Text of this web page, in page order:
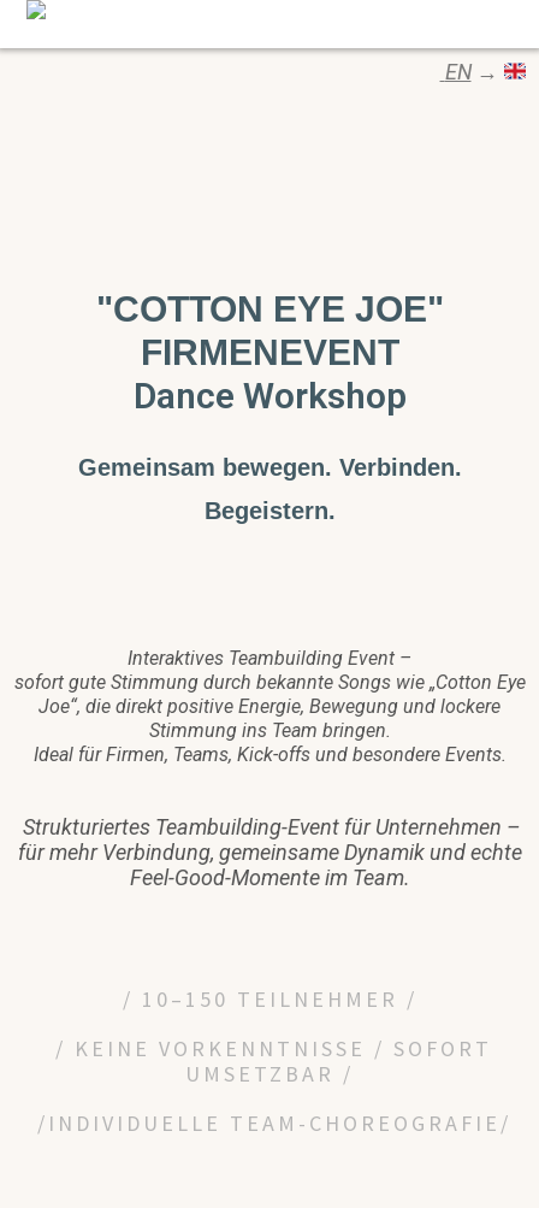
EN→
"COTTON EYE JOE"
FIRMENEVENT
Dance Workshop
Gemeinsam bewegen. Verbinden.
Begeistern.
Interaktives Teambuilding Event –
sofort gute Stimmung durch bekannte Songs wie „Cotton Eye
Joe“, die direkt positive Energie, Bewegung und lockere
Stimmung ins Team bringen.
Ideal für Firmen, Teams, Kick-offs und besondere Events.
Strukturiertes Teambuilding-Event für Unternehmen –
für mehr Verbindung, gemeinsame Dynamik und echte
Feel-Good-Momente im Team.
/ 10–150 TEILNEHMER /
/ KEINE VORKENNTNISSE / SOFORT
UMSETZBAR /
/INDIVIDUELLE TEAM-CHOREOGRAFIE/